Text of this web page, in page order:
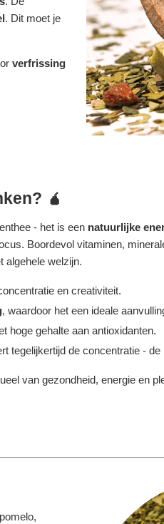
. Dit moet je
verfrissing
🧉
- het is een natuurlijke
Boordevol vitaminen,
algehele welzijn.
en creativiteit.
, waardoor het een ideale
hoge gehalte aan antioxidanten.
tegelijkertijd de concentratie - de
van gezondheid, energie en